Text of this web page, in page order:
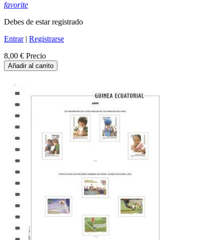
favorite
Debes de estar registrado
Entrar| Registrarse
8,00 € Precio
Añadir al carrito